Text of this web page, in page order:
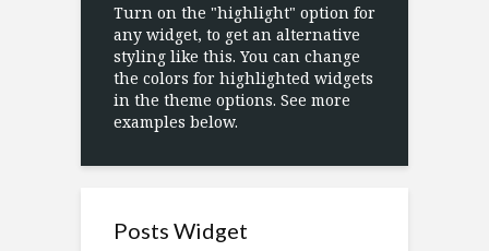
Turn on the "highlight" option for
any widget, to get an alternative
styling like this. You can change
the colors for highlighted widgets
in the theme options. See more
examples below.
Posts Widget